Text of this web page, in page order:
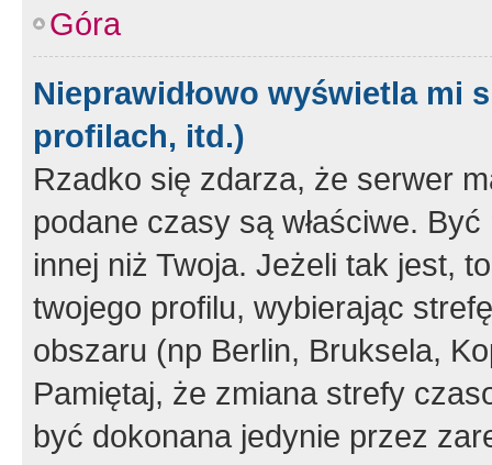
Góra
Nieprawidłowo wyświetla mi
profilach, itd.)
Rzadko się zdarza, że serwer
podane czasy są właściwe.
innej niż Twoja. Jeżeli tak jest,
twojego profilu, wybierając
obszaru (np Berlin, Bruksela,
Pamiętaj, że zmiana strefy
być dokonana jedynie przez